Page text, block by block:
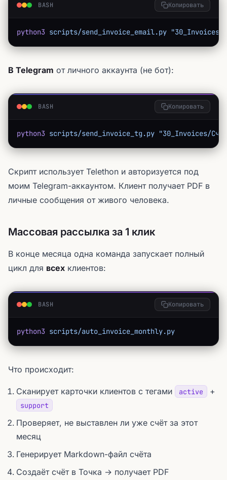
BASH Копировать
python3 scripts/send_invoice_email.py "30_Invoices/
В Telegram от личного аккаунта (не бот):
BASH Копировать
python3 scripts/send_invoice_tg.py "30_Invoices/
Скрипт использует Telethon и авторизуется под
моим Telegram-аккаунтом. Клиент получает PDF в
личные сообщения от живого человека.
Массовая рассылка за 1 клик
В конце месяца одна команда запускает полный
цикл для всех клиентов:
BASH Копировать
python3 scripts/auto_invoice_monthly.py
Что происходит:
Сканирует карточки клиентов с тегами active +
support
Проверяет, не выставлен ли уже счёт за этот
месяц
Генерирует Markdown-файл счёта
Создаёт счёт в Точка → получает PDF